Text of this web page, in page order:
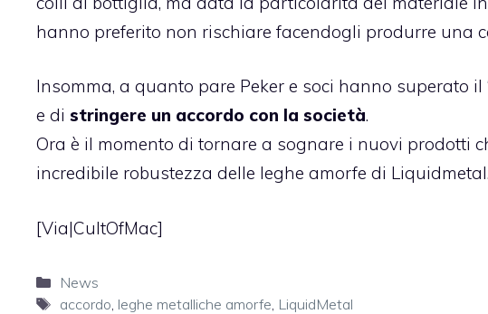
hanno preferito non rischiare facendogli produrre una
Insomma, a quanto pare Peker e soci hanno superato
e di stringere un accordo con la società.
Ora è il momento di tornare a sognare i nuovi prodotti
incredibile robustezza delle leghe amorfe di Liquidmetal.
[Via|CultOfMac]
Categorie
News
Tag
accordo leghe metalliche amorfe LiquidMetal